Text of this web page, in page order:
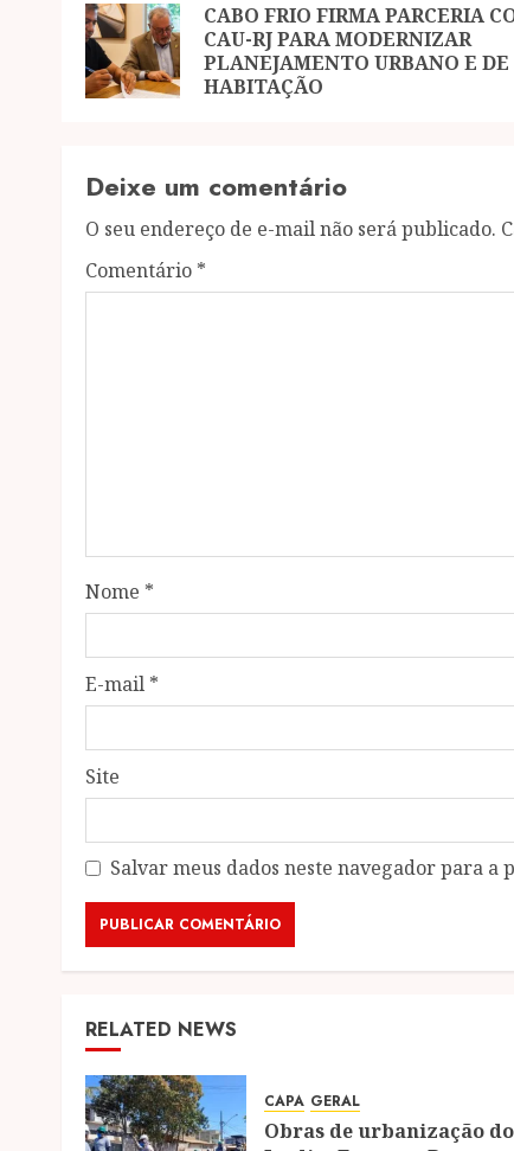
navigationCABO FRIO FIRMA PARCERIA
CAU-RJ PARA MODERNIZAR
PLANEJAMENTO URBANO E DE
HABITAÇÃO
Deixe um comentário
O seu endereço de e-mail não será publicado.
Comentário *
Nome *
E-mail *
Site
Salvar meus dados neste navegador para a
RELATED NEWS
CAPA GERAL
Obras de urbanização do